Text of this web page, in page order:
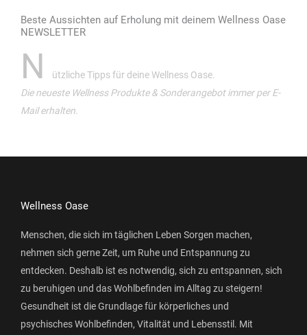
Beste Aussichten auf Erholung mit deinem Wellness Oase
NEWSLETTER
N
ützliche Tipps für deine Wellness Oase.
Die neueste Wellness Produkte & Sonderangebot immer per E-
Mail erhalten.
Wellness Oase
Menschen, die sich im täglichen Leben Sorgen machen,
nehmen sich gerne Zeit, um Ruhe und Entspannung zu
entdecken. Deshalb ist es notwendig, sich zu entspannen, sich
zu beruhigen und das Wohlbefinden im Alltag zu steigern!
Gesundheit ist die Grundlage für körperliches und
psychisches Wohlbefinden, Vitalität und Lebensstil. Mit